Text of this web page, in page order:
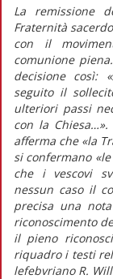
La remissione
Fraternità
con il
comunione
decisione così:
seguito il
ulteriori passi
con la
afferma che «la
si confermano
che i vescovi
nessun caso il
precisa una
riconoscimento
il pieno
riquadro i testi
lefebvriano R.